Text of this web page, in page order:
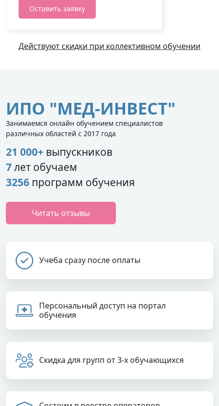
Оставить заявку
Действуют скидки при коллективном обучении
ИПО "МЕД-ИНВЕСТ"
Занимаемся онлайн обучением специалистов
различных областей с 2017 года
21 000+ выпускников
7лет обучаем
3256 программ обучения
Читать отзывы
Учеба сразу после оплаты
Персональный доступ на портал
обучения
Скидка для групп от 3-х обучающихся